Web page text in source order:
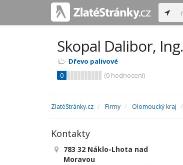
Skopal Dalibor, Ing.
Dřevo palivové
0
(0 hodnocení)
ZlatéStránky.cz Firmy Olomoucký kraj
Kontakty
783 32 Náklo-Lhota nad
Moravou